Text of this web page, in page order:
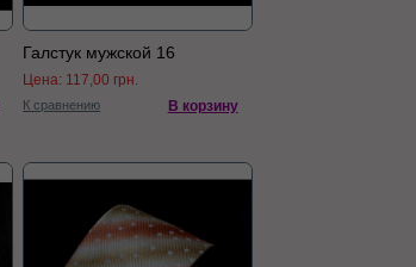
Галстук мужской 16
Цена: 117,00 грн.
К сравнению В корзину